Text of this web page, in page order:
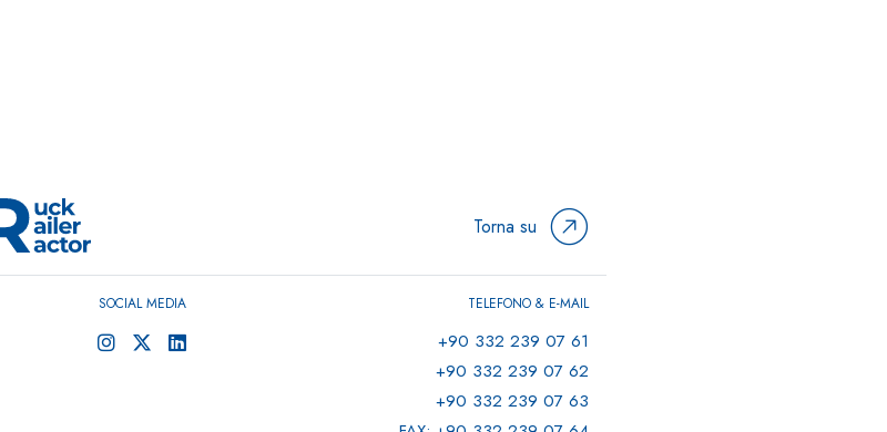
Torna su
SOCIAL MEDIA TELEFONO & E-MAIL
+90 332 239 07 61
+90 332 239 07 62
+90 332 239 07 63